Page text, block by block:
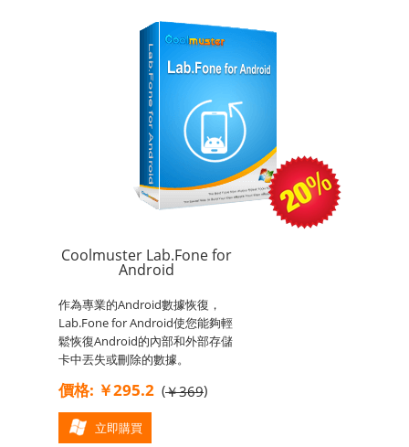
Coolmuster Lab.Fone for
Android
作為專業的Android數據恢復，
Lab.Fone for Android使您能夠輕
鬆恢復Android的內部和外部存儲
卡中丟失或刪除的數據。
價格: ￥295.2 (￥369)
立即購買